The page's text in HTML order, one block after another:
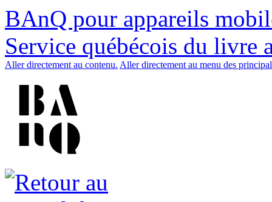
BAnQ pour appareils
Service québécois du livre
Aller directement au contenu. Aller directement au menu des